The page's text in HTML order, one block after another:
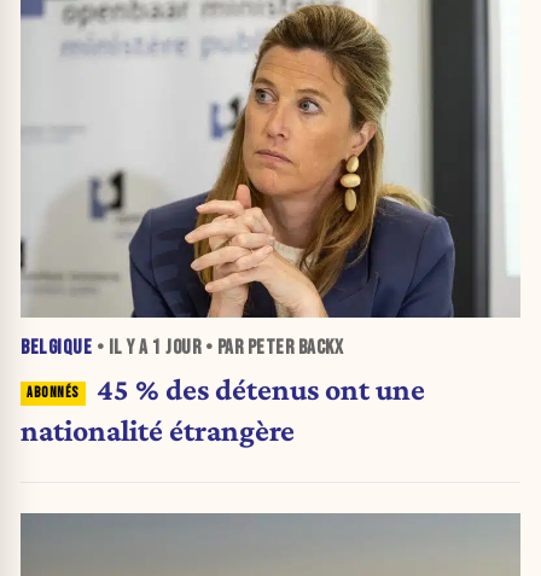
BELGIQUE • IL Y A 1 JOUR• PAR PETER BACKX
45 % des détenus ont une
nationalité étrangère